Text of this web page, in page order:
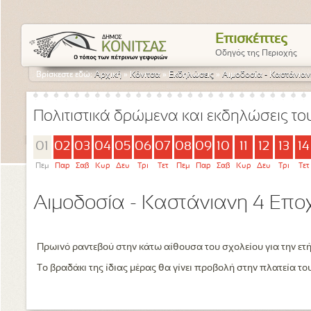
Επισκέπτες
Οδηγός της Περιοχής
Βρίσκεστε εδώ:Αρχική » Κόνιτσα » Εκδηλώσεις » Αιμοδοσία -
Πολιτιστικά δρώμενα και εκδηλώσεις
01
Πεμ
02
Παρ
03
Σαβ
04
Κυρ
05
Δευ
06
Τρι
07
Τετ
08
Πεμ
09
Παρ
10
Σαβ Κυρ
12
Δευ
13
Τρι
14
Τετ
Αιμοδοσία - Καστάνιανη 4
Πρωινό ραντεβού στην κάτω αίθουσα του σχολείου για την
Το βραδάκι της ίδιας μέρας θα γίνει προβολή στην πλατεία